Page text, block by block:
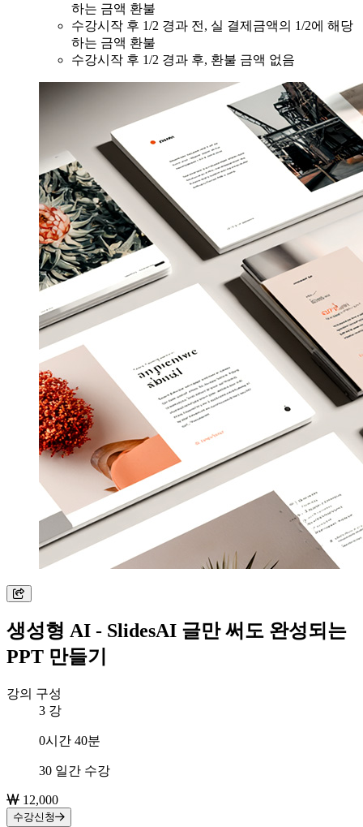
하는 금액 환불
수강시작 후 1/2 경과 전, 실 결제금액의 1/2에 해당
하는 금액 환불
수강시작 후 1/2 경과 후, 환불 금액 없음
생성형 AI - SlidesAI 글만 써도 완성되는
PPT 만들기
강의 구성
3 강
총 학습시간
0시간 40분
수강 기간30 일간 수강
12,000
수강신청